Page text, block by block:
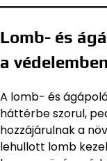
Lomb- és
a védelemben
A lomb- és
háttérbe szorul,
hozzájárulnak a
lehullott lomb